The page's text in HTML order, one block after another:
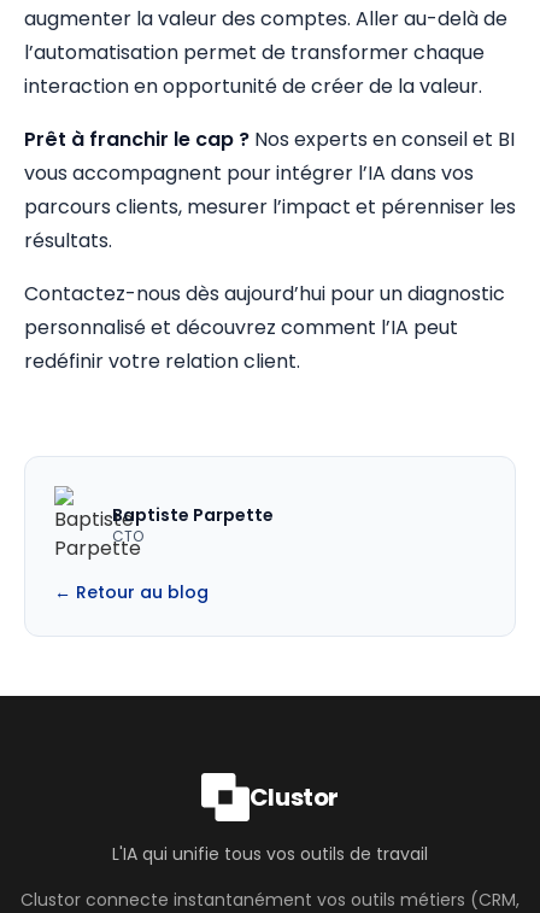
augmenter la valeur des comptes. Aller au-delà de
l’automatisation permet de transformer chaque
interaction en opportunité de créer de la valeur.
Prêt à franchir le cap ? Nos experts en conseil et BI
vous accompagnent pour intégrer l’IA dans vos
parcours clients, mesurer l’impact et pérenniser les
résultats.
Contactez-nous dès aujourd’hui pour un diagnostic
personnalisé et découvrez comment l’IA peut
redéfinir votre relation client.
Baptiste Parpette
CTO
← Retour au blog
Clustor
L'IA qui unifie tous vos outils de travail
Clustor connecte instantanément vos outils métiers (CRM,